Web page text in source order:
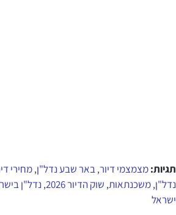
תגיות:מצמצמי דיור,באר שבע נדל"ן,מחירי
נדל"ן,משכנתאות, שוק הדיור 2026 , נדל"ן
ישראל